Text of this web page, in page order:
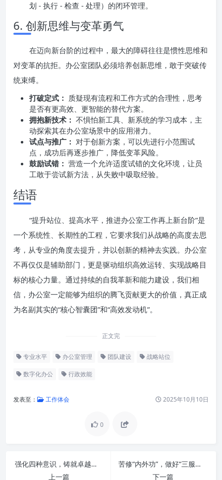
划 - 执行 - 检查 - 处理）的闭环管理。
6. 创新思维与变革勇气
在迈向新台阶的过程中，最大的障碍往往是惯性思维和
对变革的抗拒。办公室团队必须培养创新思维，敢于突破传
统束缚。
打破定式： 质疑现有流程和工作方式的合理性，思考
是否有更高效、更智能的替代方案。
拥抱新技术： 不惧怕新工具、新系统的学习成本，主
动探索其在办公室场景中的应用潜力。
试点与推广： 对于创新方案，可以先进行小范围试
点，成功后再逐步推广，降低变革风险。
鼓励试错： 营造一个允许适度试错的文化环境，让员
工敢于尝试新方法，从失败中吸取经验。
结语
“提升站位、提高水平，推进办公室工作再上新台阶”是
一个系统性、长期性的工程，它要求我们从战略的高度去思
考，从专业的角度去提升，并以创新的精神去实践。办公室
不再仅仅是辅助部门，更是驱动组织高效运转、实现战略目
标的核心力量。通过持续的自我革新和能力建设，我们相
信，办公室一定能够为组织的腾飞贡献更大的价值，真正成
为名副其实的“核心智囊团”和“高效发动机”。
正文完
专业水平 办公室管理 团队建设 战略站位
数字化办公 行政效能
发表至： 工作体会 2025年10月10日
0
强化四种意识，铸就卓越办公室工作典范
上一篇
苦修“内外功”，做好“三服务”：新时代办公室工作的深度实践与智慧提升
下一篇